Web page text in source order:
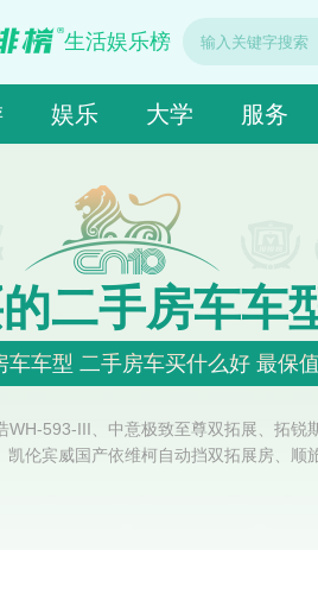
生活娱乐榜
娱乐 大学 服务
二手房车车
车车型 二手房车买什么好 最保
593-III、中意极致至尊双拓展、拓锐
伦宾威国产依维柯自动挡双拓展房、顺